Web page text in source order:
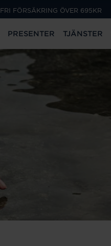
FRI FÖRSÄKRING ÖVER 695KR
PRESENTER TJÄNSTER